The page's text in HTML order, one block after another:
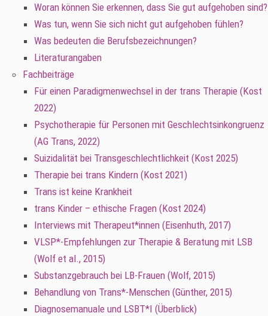
Woran können Sie erkennen, dass Sie gut aufgehoben sind?
Was tun, wenn Sie sich nicht gut aufgehoben fühlen?
Was bedeuten die Berufsbezeichnungen?
Literaturangaben
Fachbeiträge
Für einen Paradigmenwechsel in der trans Therapie (Kost
2022)
Psychotherapie für Personen mit Geschlechtsinkongruenz
(AG Trans, 2022)
Suizidalität bei Transgeschlechtlichkeit (Kost 2025)
Therapie bei trans Kindern (Kost 2021)
Trans ist keine Krankheit
trans Kinder – ethische Fragen (Kost 2024)
Interviews mit Therapeut*innen (Eisenhuth, 2017)
VLSP*-Empfehlungen zur Therapie & Beratung mit LSB
(Wolf et al., 2015)
Substanzgebrauch bei LB-Frauen (Wolf, 2015)
Behandlung von Trans*-Menschen (Günther, 2015)
Diagnosemanuale und LSBT*I (Überblick)